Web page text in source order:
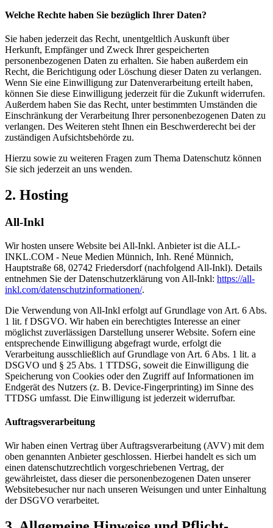
Welche Rechte haben Sie bezüglich Ihrer Daten?
Sie haben jederzeit das Recht, unentgeltlich Auskunft über
Herkunft, Empfänger und Zweck Ihrer gespeicherten
personenbezogenen Daten zu erhalten. Sie haben außerdem ein
Recht, die Berichtigung oder Löschung dieser Daten zu verlangen.
Wenn Sie eine Einwilligung zur Datenverarbeitung erteilt haben,
können Sie diese Einwilligung jederzeit für die Zukunft widerrufen.
Außerdem haben Sie das Recht, unter bestimmten Umständen die
Einschränkung der Verarbeitung Ihrer personenbezogenen Daten zu
verlangen. Des Weiteren steht Ihnen ein Beschwerderecht bei der
zuständigen Aufsichtsbehörde zu.
Hierzu sowie zu weiteren Fragen zum Thema Datenschutz können
Sie sich jederzeit an uns wenden.
2. Hosting
All-Inkl
Wir hosten unsere Website bei All-Inkl. Anbieter ist die ALL-
INKL.COM - Neue Medien Münnich, Inh. René Münnich,
Hauptstraße 68, 02742 Friedersdorf (nachfolgend All-Inkl). Details
entnehmen Sie der Datenschutzerklärung von All-Inkl: https://all-
inkl.com/datenschutzinformationen/.
Die Verwendung von All-Inkl erfolgt auf Grundlage von Art. 6 Abs.
1 lit. f DSGVO. Wir haben ein berechtigtes Interesse an einer
möglichst zuverlässigen Darstellung unserer Website. Sofern eine
entsprechende Einwilligung abgefragt wurde, erfolgt die
Verarbeitung ausschließlich auf Grundlage von Art. 6 Abs. 1 lit. a
DSGVO und § 25 Abs. 1 TTDSG, soweit die Einwilligung die
Speicherung von Cookies oder den Zugriff auf Informationen im
Endgerät des Nutzers (z. B. Device-Fingerprinting) im Sinne des
TTDSG umfasst. Die Einwilligung ist jederzeit widerrufbar.
Auftragsverarbeitung
Wir haben einen Vertrag über Auftragsverarbeitung (AVV) mit dem
oben genannten Anbieter geschlossen. Hierbei handelt es sich um
einen datenschutzrechtlich vorgeschriebenen Vertrag, der
gewährleistet, dass dieser die personenbezogenen Daten unserer
Websitebesucher nur nach unseren Weisungen und unter Einhaltung
der DSGVO verarbeitet.